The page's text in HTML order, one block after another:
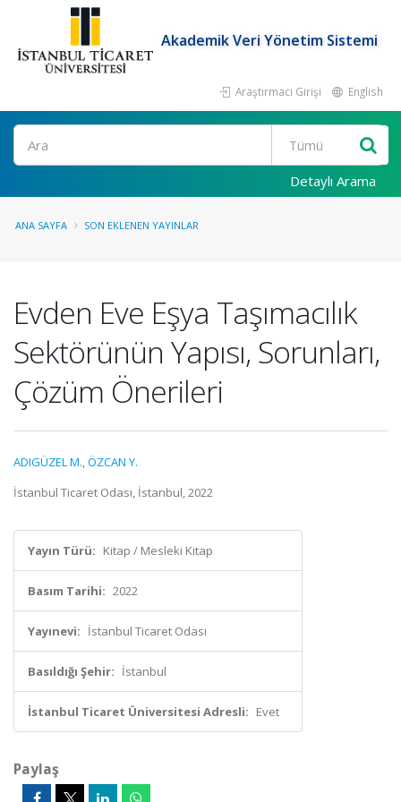
Akademik Veri Yönetim Sistemi
Araştırmacı Girişi English
Ara
Detaylı Arama
ANA SAYFA SON EKLENEN YAYINLAR
Evden Eve Eşya Taşımacılık
Sektörünün Yapısı, Sorunları,
Çözüm Önerileri
ADIGÜZEL M.,ÖZCAN Y.
İstanbul Ticaret Odası, İstanbul, 2022
Yayın Türü: Kitap / Mesleki Kitap
Basım Tarihi: 2022
Yayınevi: İstanbul Ticaret Odası
Basıldığı Şehir: İstanbul
İstanbul Ticaret Üniversitesi Adresli: Evet
Paylaş